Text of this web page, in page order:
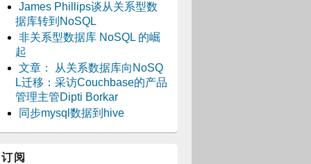
+----------------
TBL_TYPE
+----------------
| EXTERNAL_TABLE | NULL
| EXTERNAL_TABLE | NULL
| EXTERNAL_TABLE | NULL
James Phillips谈从关系型数
据库转到NoSQL
非关系型数据库 NoSQL 的崛
起
文章： 从关系数据库向NoSQ
L迁移：采访Couchbase的产品
管理主管Dipti Borkar
同步mysql数据到hive
订阅